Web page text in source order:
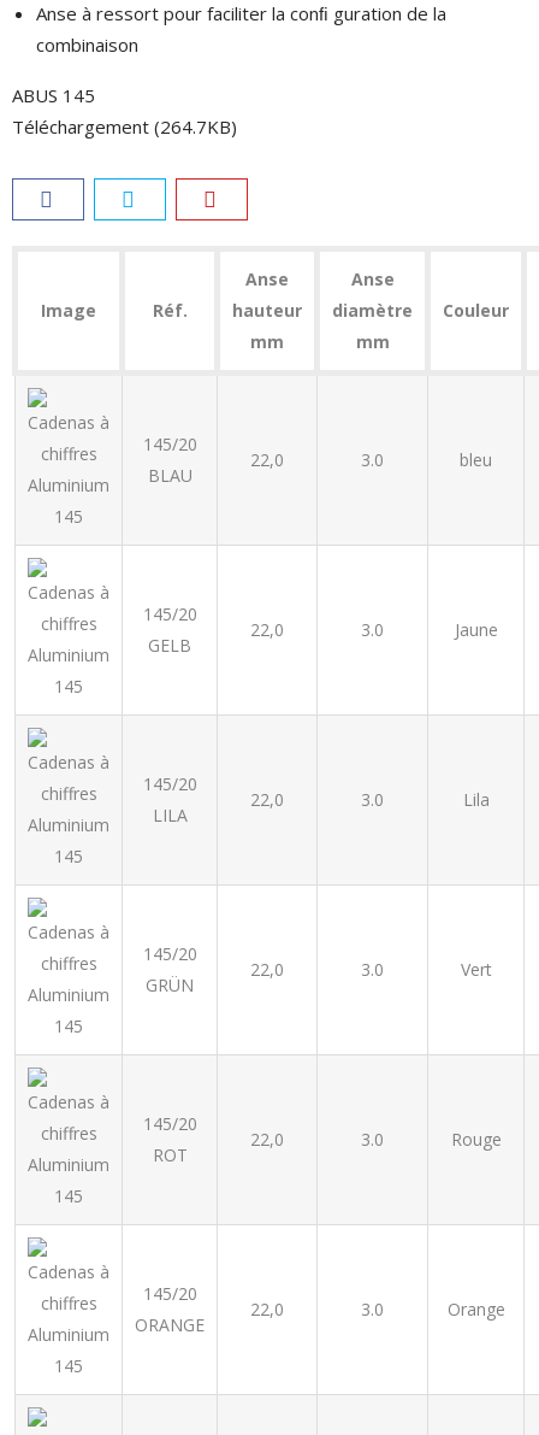
Anse à ressort pour faciliter la conﬁ guration de la
combinaison
ABUS 145
Téléchargement (264.7KB)
Image Réf.
Anse
hauteur
mm
Anse
diamètre
mm
Couleur
145/20
BLAU
22,0 3.0 bleu
145/20
GELB
22,0 3.0 Jaune
145/20
LILA
22,0 3.0 Lila
145/20
GRÜN
22,0 3.0 Vert
145/20
ROT
22,0 3.0 Rouge
145/20
ORANGE
22,0 3.0 Orange